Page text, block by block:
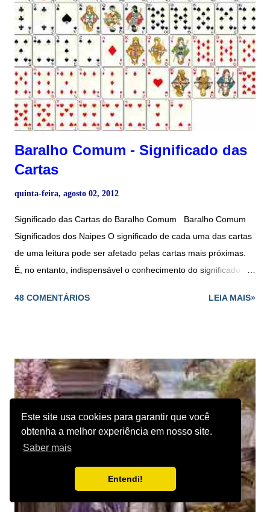
Este site usa cookies para garantir que você
obtenha a melhor experiência em nosso site.
Saber mais
Entendi!
Baralho Comum - Significado das
Cartas
quinta-feira, agosto 02, 2012
Significado das Cartas do Baralho Comum Baralho Comum
Significados dos Naipes O significado de cada uma das cartas
de uma leitura pode ser afetado pelas cartas mais próximas.
É, no entanto, indispensável o conhecimento do significado
Estas têm tendências para representar indivíduos que fazem
conta as associações tradicionais e muito importante que se
relacionam com cada um dos naipes em geral. Alquimia de
bicicleta 1977 Inglaterra Baralho Comum - Significados dos
Naipe de Copas São as cartas do amor, da amizade e do
prazer. Rei - Um homem importante de pele clara, talvez de
Bicicleta Anne Stokes Dama - Todas as virtudes tradicionais
48 COMENTÁRIOS LEIA MAIS»